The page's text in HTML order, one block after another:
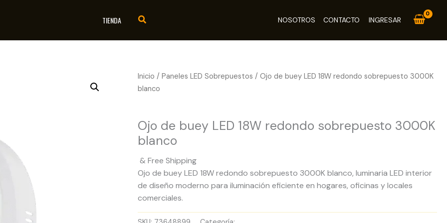
TIENDA NOSOTROS CONTACTO INGRESAR
Inicio /Paneles LED Sobrepuestos / Ojo de buey LED 18W redondo sobrepuesto 3000K
blanco
Ojo de buey LED 18W redondo sobrepuesto 3000K
blanco
& Free Shipping
Ojo de buey LED 18W redondo sobrepuesto 3000K blanco, luminaria LED interior
de diseño moderno para iluminación eficiente en hogares, oficinas y locales
comerciales.